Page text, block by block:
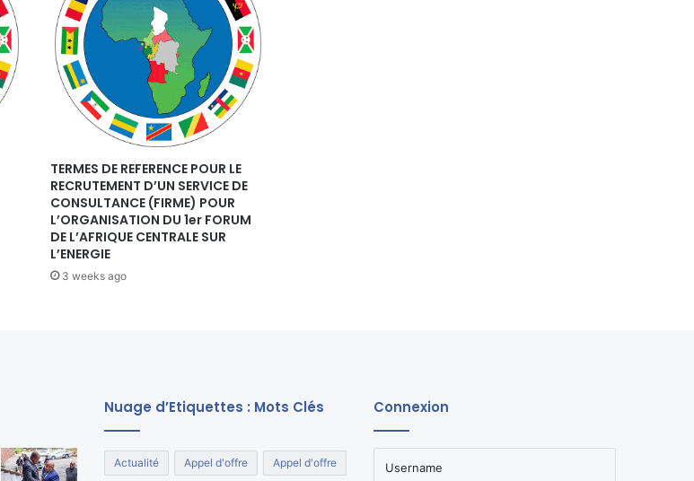
TERMES DE REFERENCE POUR LE
RECRUTEMENT D’UN SERVICE DE
CONSULTANCE (FIRME) POUR
L’ORGANISATION DU 1er FORUM
DE L’AFRIQUE CENTRALE SUR
L’ENERGIE
3 weeks ago
Nuage d’Etiquettes : Mots Clés
Actualité Appel d'offre Appel d'offre
Connexion